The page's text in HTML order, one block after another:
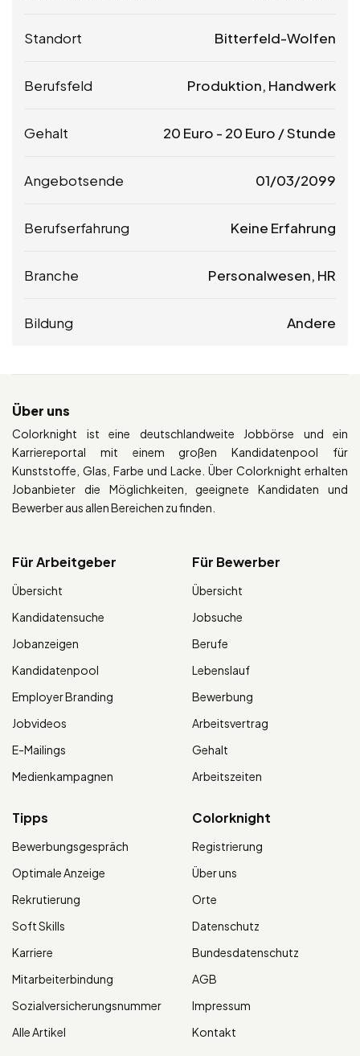
Standort Bitterfeld-Wolfen
Berufsfeld Produktion, Handwerk
Gehalt 20 Euro - 20 Euro / Stunde
Angebotsende 01/03/2099
Berufserfahrung Keine Erfahrung
Branche Personalwesen, HR
Bildung Andere
Über uns
Colorknight ist eine deutschlandweite Jobbörse und ein
Karriereportal mit einem großen Kandidatenpool für
Kunststoffe, Glas, Farbe und Lacke. Über Colorknight erhalten
Jobanbieter die Möglichkeiten, geeignete Kandidaten und
Bewerber aus allen Bereichen zu finden.
Für Arbeitgeber
Übersicht
Kandidatensuche
Jobanzeigen
Kandidatenpool
Employer Branding
Jobvideos
E-Mailings
Medienkampagnen
Für Bewerber
Übersicht
Jobsuche
Berufe
Lebenslauf
Bewerbung
Arbeitsvertrag
Gehalt
Arbeitszeiten
Tipps
Bewerbungsgespräch
Optimale Anzeige
Rekrutierung
Soft Skills
Karriere
Mitarbeiterbindung
Sozialversicherungsnummer
Alle Artikel
Colorknight
Registrierung
Über uns
Orte
Datenschutz
Bundesdatenschutz
AGB
Impressum
Kontakt